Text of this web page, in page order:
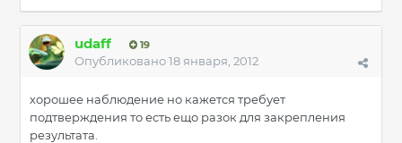
udaff 19
Опубликовано18 января, 2012
хорошее наблюдение но кажется требует
подтверждения то есть ещо разок для закрепления
результата.